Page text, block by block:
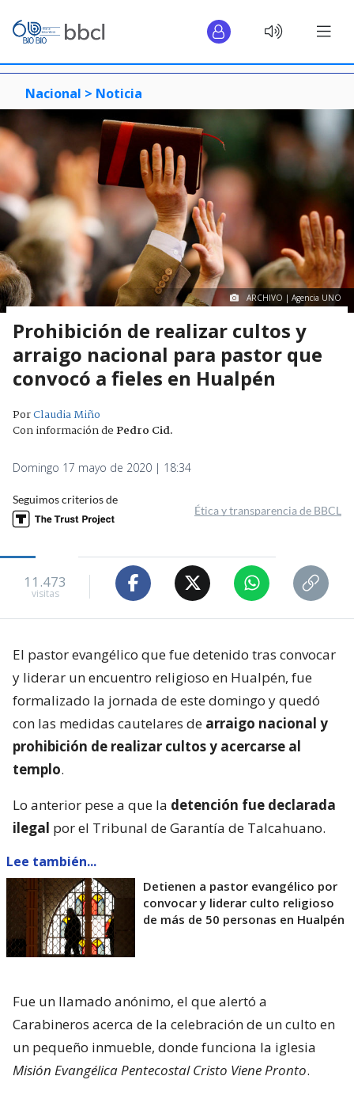
Nacional > Noticia
ARCHIVO | Agencia UNO
Prohibición de realizar cultos y
arraigo nacional para pastor que
convocó a fieles en Hualpén
PorClaudia Miño
Con información dePedro Cid.
Domingo 17 mayo de 2020 | 18:34
Seguimos criterios de
Ética y transparencia de BBCL
11.473
visitas
El pastor evangélico que fue detenido tras convocar
y liderar un encuentro religioso en Hualpén, fue
formalizado la jornada de este domingo y quedó
con las medidas cautelares de arraigo nacional y
prohibición de realizar cultos y acercarse al
templo.
Lo anterior pese a que la detención fue declarada
ilegal por el Tribunal de Garantía de Talcahuano.
Lee también...
Detienen a pastor evangélico por
convocar y liderar culto religioso
de más de 50 personas en Hualpén
Fue un llamado anónimo, el que alertó a
Carabineros acerca de la celebración de un culto en
un pequeño inmueble, donde funciona la iglesia
Misión Evangélica Pentecostal Cristo Viene Pronto.